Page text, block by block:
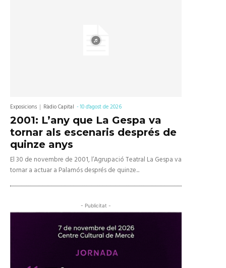
Exposicions Ràdio Capital -10 d'agost de 2026
2001: L’any que La Gespa va
tornar als escenaris després de
quinze anys
El 30 de novembre de 2001, l’Agrupació Teatral La Gespa va
tornar a actuar a Palamós després de quinze...
- Publicitat -